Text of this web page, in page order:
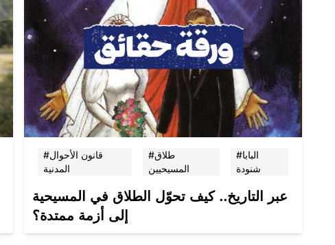
#قانون الأحوال
المدنية
#طلاق
المسيحيين
#البابا
شنودة
عبر التاريخ.. كيف تحوّل الطلاق في المسيحية
إلى أزمة ممتدة؟